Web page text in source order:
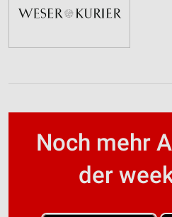
Noch mehr
der